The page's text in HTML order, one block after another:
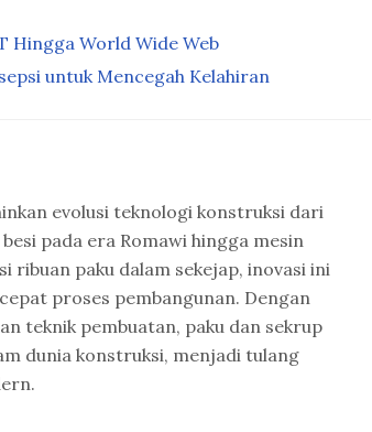
Hingga World Wide Web
untuk Mencegah Kelahiran
evolusi teknologi konstruksi dari
pada era Romawi hingga mesin
ribuan paku dalam sekejap, inovasi ini
proses pembangunan. Dengan
teknik pembuatan, paku dan sekrup
dunia konstruksi, menjadi tulang